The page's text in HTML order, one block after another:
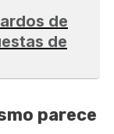
de
de
parece